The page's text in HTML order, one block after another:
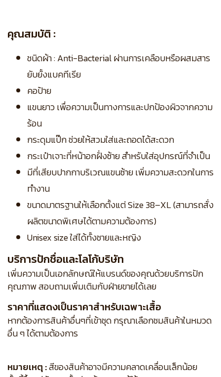
คุณสมบัติ :
ชนิดผ้า : Anti-Bacterial ผ่านการเคลือบหรือผสมสาร
ยับยั้งแบคทีเรีย
คอป้าย
แขนยาว เพื่อความเป็นทางการและปกป้องผิวจากความ
ร้อน
กระดุมแป๊ก ช่วยให้สวมใส่และถอดได้สะดวก
กระเป๋าเจาะที่หน้าอกฝั่งซ้าย สำหรับใส่อุปกรณ์ที่จำเป็น
มีที่เสียบปากกาบริเวณแขนซ้าย เพิ่มความสะดวกในการ
ทำงาน
ขนาดมาตรฐานให้เลือกตั้งแต่ Size 38–XL (สามารถสั่ง
ผลิตขนาดพิเศษได้ตามความต้องการ)
Unisex size ใส่ได้ทั้งชายและหญิง
บริการปักชื่อและโลโก้บริษัท
เพิ่มความเป็นเอกลักษณ์ให้แบรนด์ของคุณด้วยบริการปัก
คุณภาพ สอบถามเพิ่มเติมกับฝ่ายขายได้เลย
ราคาที่แสดงเป็นราคาสำหรับเฉพาะเสื้อ
หากต้องการสินค้าอื่นๆที่เข้าชุด กรุณาเลือกชมสินค้าในหมวด
อื่น ๆ ได้ตามต้องการ
หมายเหตุ :สีของสินค้าอาจมีความคลาดเคลื่อนเล็กน้อย